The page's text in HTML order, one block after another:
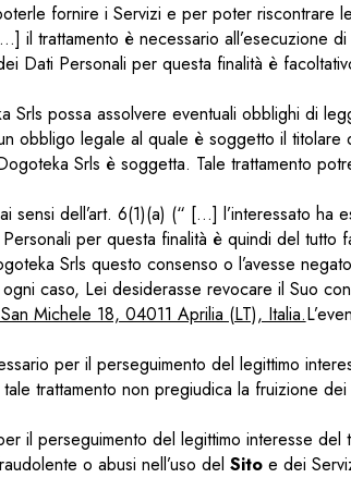
fornire i Servizi e per poter riscontrare
il trattamento è necessario all’esecuzione
Dati Personali per questa finalità è
possa assolvere eventuali obblighi di
obbligo legale al quale è soggetto il titolare
Srls è soggetta. Tale trattamento
dell’art. 6(1)(a) (“ […] l’interessato ha
per questa finalità è quindi del tutto
Srls questo consenso o l’avesse
caso, Lei desiderasse revocare il Suo
Michele 18, 04011 Aprilia (LT), Italia.
per il perseguimento del legittimo
trattamento non pregiudica la fruizione
il perseguimento del legittimo interesse del
o abusi nell’uso del Sitoe dei